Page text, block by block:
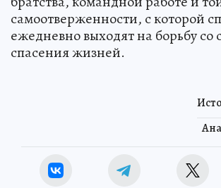
самоотверженности, с которой
ежедневно выходят на борьбу со
спасения жизней.